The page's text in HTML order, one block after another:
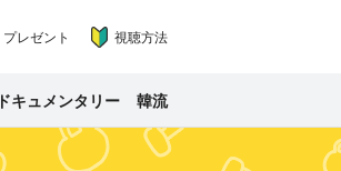
プレゼント 視聴方法
ドキュメンタリー 韓流